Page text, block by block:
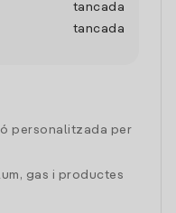
tancada
tancada
personalitzada per
gas i productes